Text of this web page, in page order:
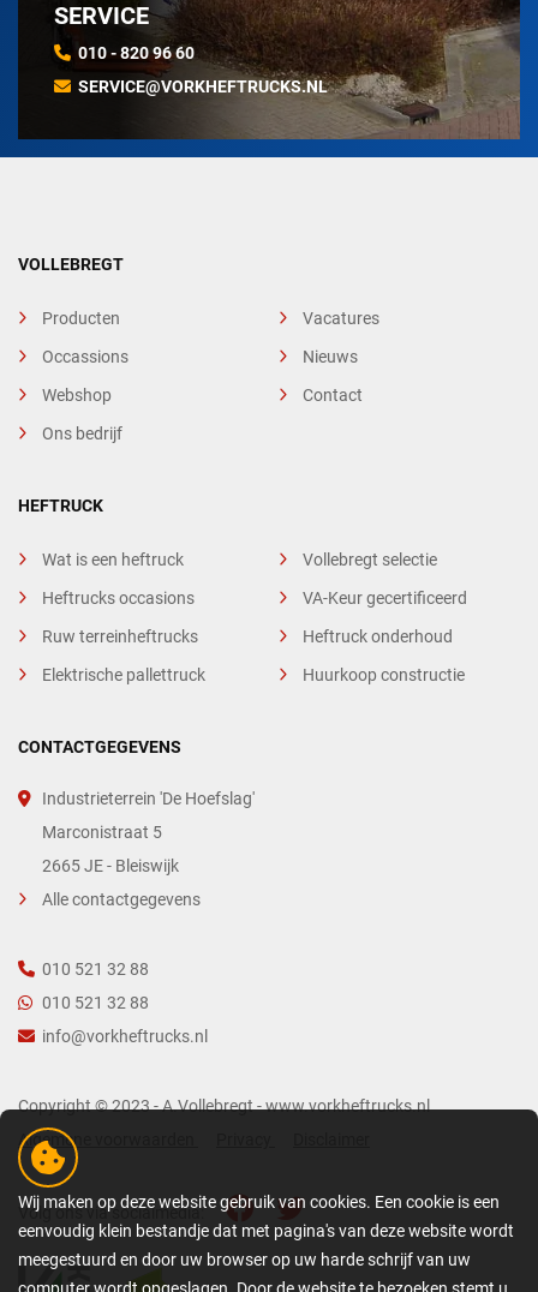
SERVICE
010 - 820 96 60
SERVICE@VORKHEFTRUCKS.NL
VOLLEBREGT
Producten
Occassions
Webshop
Ons bedrijf
Vacatures
Nieuws
Contact
HEFTRUCK
Wat is een heftruck
Heftrucks occasions
Ruw terreinheftrucks
Elektrische pallettruck
Vollebregt selectie
VA-Keur gecertificeerd
Heftruck onderhoud
Huurkoop constructie
CONTACTGEGEVENS
Industrieterrein 'De Hoefslag'
Marconistraat 5
2665 JE - Bleiswijk
Alle contactgegevens
010 521 32 88
010 521 32 88
info@vorkheftrucks.nl
Copyright © 2023 - A.Vollebregt - www.vorkheftrucks.nl
Algemene voorwaarden
Volg ons via socialmedia:
Wij maken op deze website gebruik van cookies. Een cookie is een
eenvoudig klein bestandje dat met pagina's van deze website wordt
meegestuurd en door uw browser op uw harde schrijf van uw